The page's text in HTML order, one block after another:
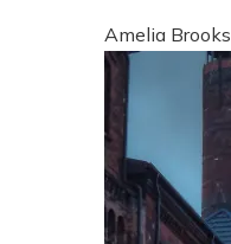
Amelia Brooks